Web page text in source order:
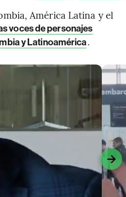
América Latina y el
voces de personajes
y Latinoamérica.